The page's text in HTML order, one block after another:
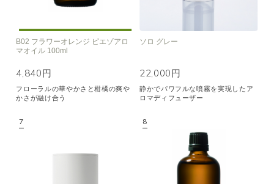
B02 フラワーオレンジ ピエゾアロ
マオイル 100ml
4,840円
フローラルの華やかさと柑橘の爽や
かさが融け合う
ソロ グレー
22,000円
静かでパワフルな噴霧を実現したア
ロマディフューザー